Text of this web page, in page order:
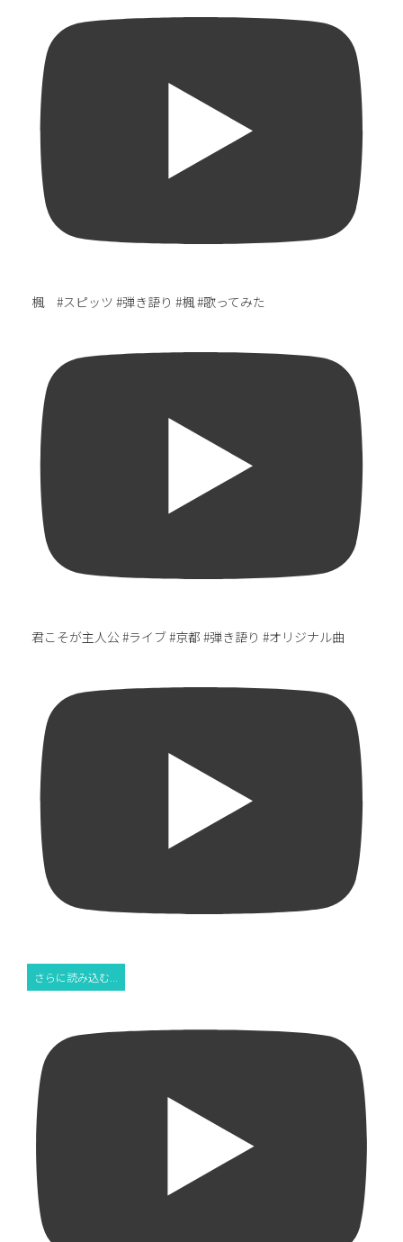
楓 #スピッツ #弾き語り #楓 #歌ってみた
君こそが主人公 #ライブ #京都 #弾き語り #オリジナル曲
さらに読み込む...